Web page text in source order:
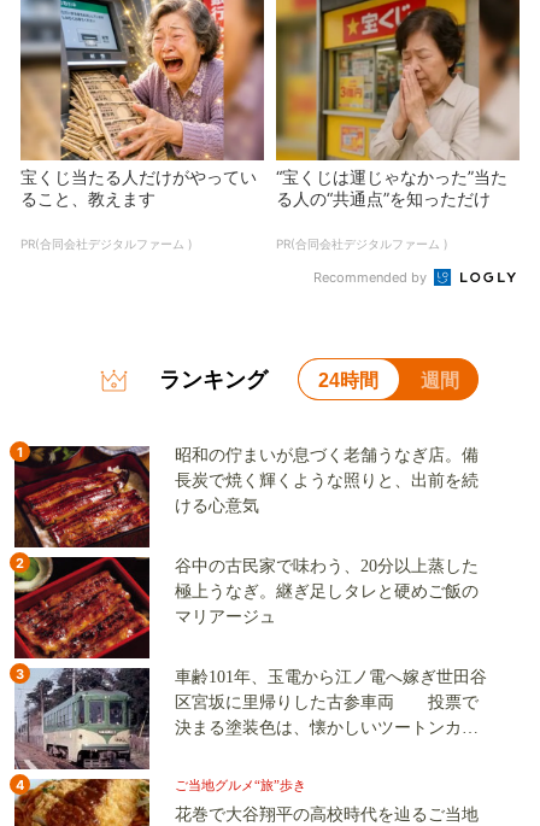
宝くじ当たる人だけがやってい
ること、教えます
PR(合同会社デジタルファーム )
“宝くじは運じゃなかった”当た
る人の“共通点”を知っただけ
PR(合同会社デジタルファーム )
Recommended by
ランキング 24時間 週間
1
昭和の佇まいが息づく老舗うなぎ店。備
長炭で焼く輝くような照りと、出前を続
ける心意気
2
谷中の古民家で味わう、20分以上蒸した
極上うなぎ。継ぎ足しタレと硬めご飯の
マリアージュ
3
車齢101年、玉電から江ノ電へ嫁ぎ世田谷
区宮坂に里帰りした古参車両 投票で
決まる塗装色は、懐かしいツートンカラ
4 ご当地グルメ“旅”歩き
花巻で大谷翔平の高校時代を辿るご当地